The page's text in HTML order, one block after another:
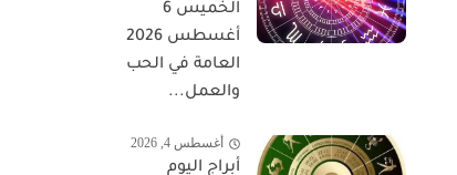
الخميس 6
أغسطس 2026
العامة في الحب
والعمل...
أغسطس 4, 2026
أبراج اليوم